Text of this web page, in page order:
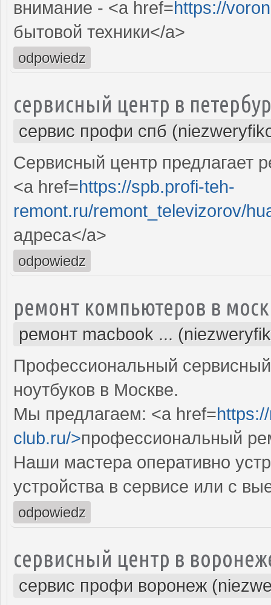
внимание - <a href=https://
бытовой техники</a>
odpowiedz
сервисный центр в
сервис профи спб
Сервисный центр предлагает
<a href=https://spb.profi-teh-
remont.ru/remont_televizorov/
адреса</a>
odpowiedz
ремонт компьютеров в
ремонт macbook ...
Профессиональный
ноутбуков в Москве.
Мы предлагаем: <a href=
club.ru/>профессиональный
Наши мастера оперативно
устройства в сервисе или с
odpowiedz
сервисный центр в
сервис профи воронеж